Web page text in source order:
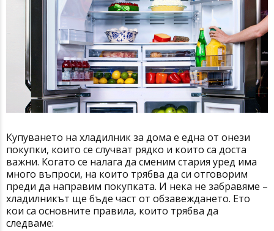
Купуването на хладилник за дома е една от онези
покупки, които се случват рядко и които са доста
важни. Когато се налага да сменим стария уред има
много въпроси, на които трябва да си отговорим
преди да направим покупката. И нека не забравяме –
хладилникът ще бъде част от обзавеждането. Ето
кои са основните правила, които трябва да
следваме: